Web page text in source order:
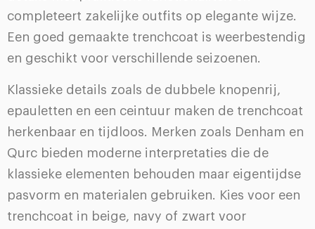
completeert zakelijke outfits op elegante wijze.
Een goed gemaakte trenchcoat is weerbestendig
en geschikt voor verschillende seizoenen.
Klassieke details zoals de dubbele knopenrij,
epauletten en een ceintuur maken de trenchcoat
herkenbaar en tijdloos. Merken zoals Denham en
Qurc bieden moderne interpretaties die de
klassieke elementen behouden maar eigentijdse
pasvorm en materialen gebruiken. Kies voor een
trenchcoat in beige, navy of zwart voor